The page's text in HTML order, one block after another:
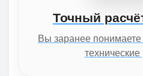
Точный
Вы заранее